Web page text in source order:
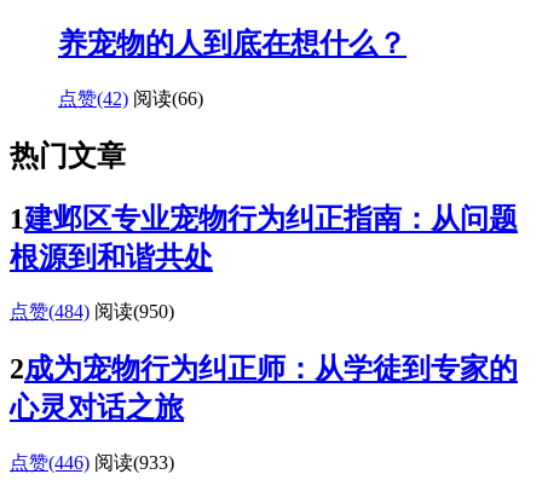
养宠物的人到底在想什么？
点赞(42) 阅读(66)
热门文章
1建邺区专业宠物行为纠正指南：从问题
根源到和谐共处
点赞(484) 阅读(950)
2成为宠物行为纠正师：从学徒到专家的
心灵对话之旅
点赞(446) 阅读(933)